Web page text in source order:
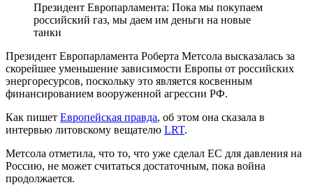
Президент Европарламента: Пока мы покупаем
российский газ, мы даем им деньги на новые
танки
Президент Европарламента Роберта Метсола высказалась за
скорейшее уменьшение зависимости Европы от российских
энергоресурсов, поскольку это является косвенным
финансированием вооруженной агрессии РФ.
Как пишет Европейская правда, об этом она сказала в
интервью литовскому вещателю LRT.
Метсола отметила, что то, что уже сделал ЕС для давления на
Россию, не может считаться достаточным, пока война
продолжается.